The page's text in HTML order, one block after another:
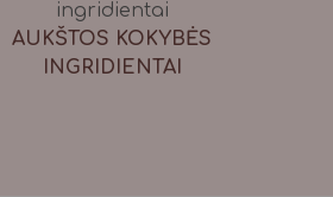
AUKŠTOS KOKYBĖS
INGRIDIENTAI